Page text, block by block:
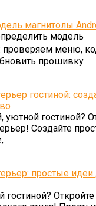
магнитолы
модель
проверяем меню,
прошивку
гостиной:
уютной гостиной?
Создайте
простые
гостиной?